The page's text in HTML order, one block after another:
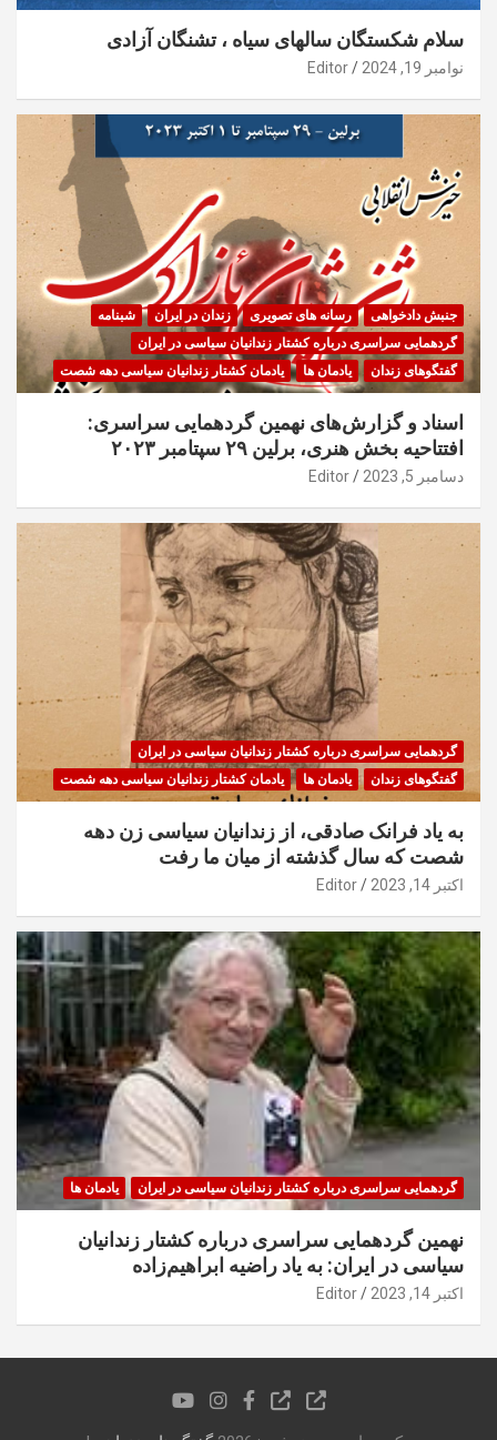
سلام شکستگان سالهای سیاه ، تشنگان آزادی
نوامبر 19, 2024 Editor
جنبش دادخواهی رسانه های تصویری زندان در ایران
شبنامه
گردهمایی سراسری درباره کشتار زندانیان سیاسی در ایران
گفتگوهای زندان
یادمان ها یادمان کشتار زندانیان سیاسی دهه شصت
اسناد و گزارش‌های نهمین گردهمایی سراسری:
افتتاحیه بخش هنری، برلین ۲۹ سپتامبر ۲۰۲۳
دسامبر 5, 2023 Editor
گردهمایی سراسری درباره کشتار زندانیان سیاسی در ایران
گفتگوهای زندان
یادمان ها یادمان کشتار زندانیان سیاسی دهه شصت
به یاد فرانک صادقی، از زندانیان سیاسی زن دهه
شصت که سال گذشته از میان ما رفت
اکتبر 14, 2023 Editor
گردهمایی سراسری درباره کشتار زندانیان سیاسی در ایران یادمان ها
نهمین گردهمایی سراسری درباره کشتار زندانیان
سیاسی در ایران: به یاد راضیه ابراهیم‌زاده
اکتبر 14, 2023 Editor